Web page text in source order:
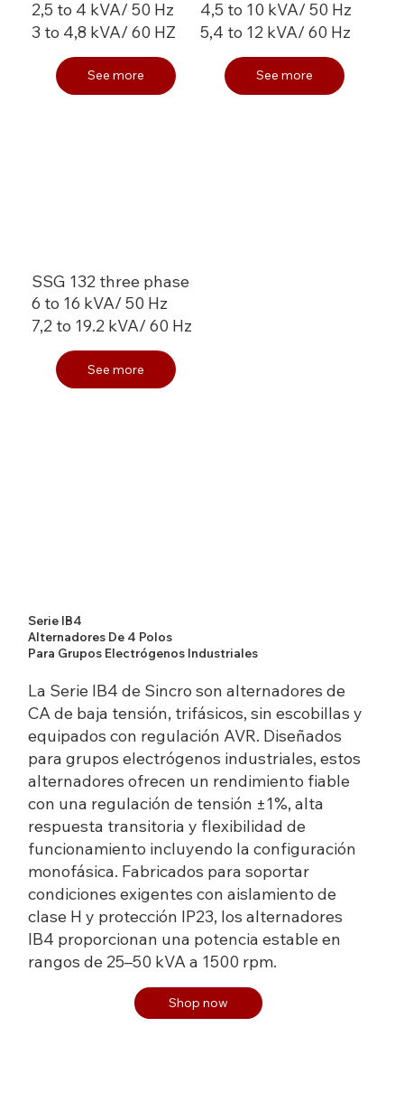
2,5 to 4 kVA/ 50 Hz
3 to 4,8 kVA/ 60 HZ
See more
4,5 to 10 kVA/ 50 Hz
5,4 to 12 kVA/ 60 Hz
See more
SSG 132 three phase
6 to 16 kVA/ 50 Hz
7,2 to 19.2 kVA/ 60 Hz
See more
Serie IB4
Alternadores De 4 Polos
Para Grupos Electrógenos Industriales
La Serie IB4 de Sincro son alternadores de
CA de baja tensión, trifásicos, sin escobillas y
equipados con regulación AVR. Diseñados
para grupos electrógenos industriales, estos
alternadores ofrecen un rendimiento fiable
con una regulación de tensión ±1%, alta
respuesta transitoria y flexibilidad de
funcionamiento incluyendo la configuración
monofásica. Fabricados para soportar
condiciones exigentes con aislamiento de
clase H y protección IP23, los alternadores
IB4 proporcionan una potencia estable en
rangos de 25–50 kVA a 1500 rpm.
Shop now